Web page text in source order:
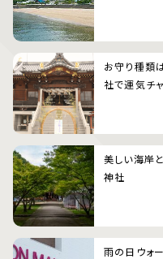
お守り種類
社で運気チ
美しい海岸
神社
雨の日ウォ